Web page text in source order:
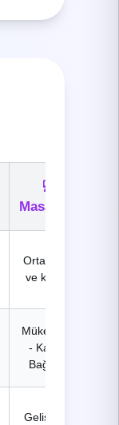
💻
Masaüstü
Orta - fare
ve klavye
Mükemmel
- Kararlı
Bağlantı
Gelişmiş -